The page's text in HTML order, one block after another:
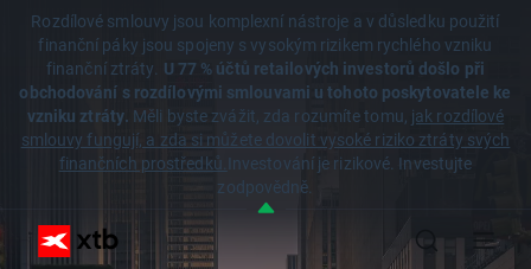
Rozdílové smlouvy jsou komplexní nástroje a v důsledku použití
finanční páky jsou spojeny s vysokým rizikem rychlého vzniku
finanční ztráty. U 77 % účtů retailových investorů došlo při
obchodování s rozdílovými smlouvami u tohoto poskytovatele ke
vzniku ztráty. Měli byste zvážit, zda rozumíte tomu, jak rozdílové
smlouvy fungují, a zda si můžete dovolit vysoké riziko ztráty svých
finančních prostředků.Investování je rizikové. Investujte
zodpovědně.